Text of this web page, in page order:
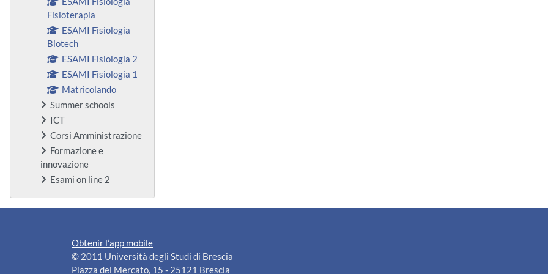
Fisioterapia
ESAMI Fisiologia
Biotech
ESAMI Fisiologia 2
ESAMI Fisiologia 1
Matricolando
Summer schools
ICT
Corsi Amministrazione
Formazione e
innovazione
Esami on line 2
Obtenir l’app mobile
© 2011 Università degli Studi di Brescia
Piazza del Mercato, 15 - 25121 Brescia